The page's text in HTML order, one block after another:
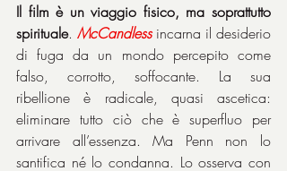
Il film è un viaggio fisico, ma soprattutto
spirituale. McCandless incarna il desiderio
di fuga da un mondo percepito come
falso, corrotto, soffocante. La sua
ribellione è radicale, quasi ascetica:
eliminare tutto ciò che è superfluo per
arrivare all’essenza. Ma Penn non lo
santifica né lo condanna. Lo osserva con